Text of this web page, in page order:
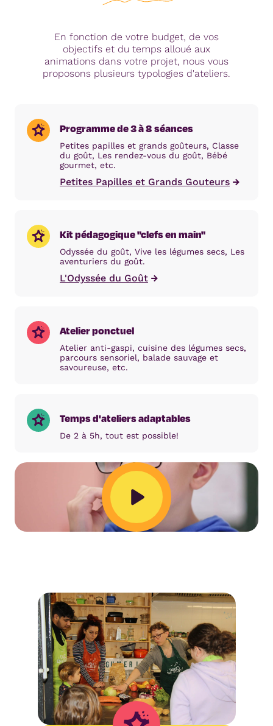
En fonction de votre budget, de vos
objectifs et du temps alloué aux
animations dans votre projet, nous vous
proposons plusieurs typologies d'ateliers.
Programme de 3 à 8 séances
Petites papilles et grands goûteurs, Classe
du goût, Les rendez-vous du goût, Bébé
gourmet, etc.
Petites Papilles et Grands Gouteurs
Kit pédagogique "clefs en main"
Odyssée du goût, Vive les légumes secs, Les
aventuriers du goût.
L'Odyssée du Goût
Atelier ponctuel
Atelier anti-gaspi, cuisine des légumes secs,
parcours sensoriel, balade sauvage et
savoureuse, etc.
Temps d'ateliers adaptables
De 2 à 5h, tout est possible!